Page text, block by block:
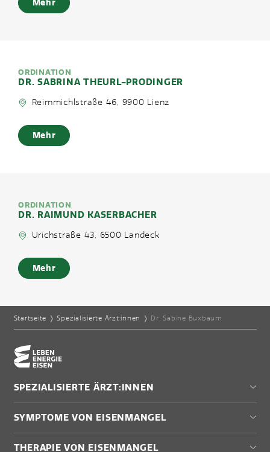
Mehr
ORDINATION
DR. SABRINA THEURL-PRODINGER
Reimmichlstraße 46, 9900 Lienz
Mehr
ORDINATION
DR. RAIMUND KASERBACHER
Urichstraße 43, 6500 Landeck
Mehr
Startseite ❭Spezialisierte Ärzt:innen ❭ Dr. Sabine Buxbaum
Home-Eisencheck
SPEZIALISIERTE ÄRZT:INNEN
Niederösterreich
Burgenland
Steiermark
SYMPTOME VON EISENMANGEL
THERAPIE VON EISENMANGEL